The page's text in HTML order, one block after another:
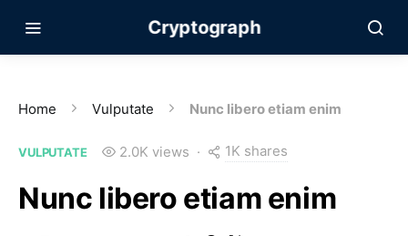
Cryptograph
Home Vulputate Nunc libero etiam enim
VULPUTATE 2.0K views 1K shares
Nunc libero etiam enim